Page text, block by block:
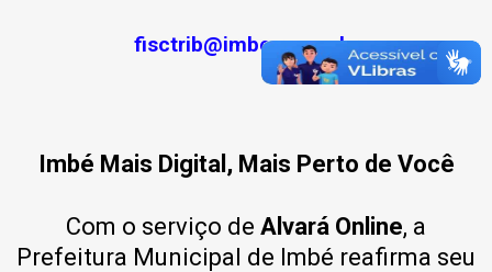
fisctrib@imbe.rs.gov.br
Imbé Mais Digital, Mais Perto de Você
Com o serviço de Alvará Online, a
Prefeitura Municipal de Imbé reafirma seu